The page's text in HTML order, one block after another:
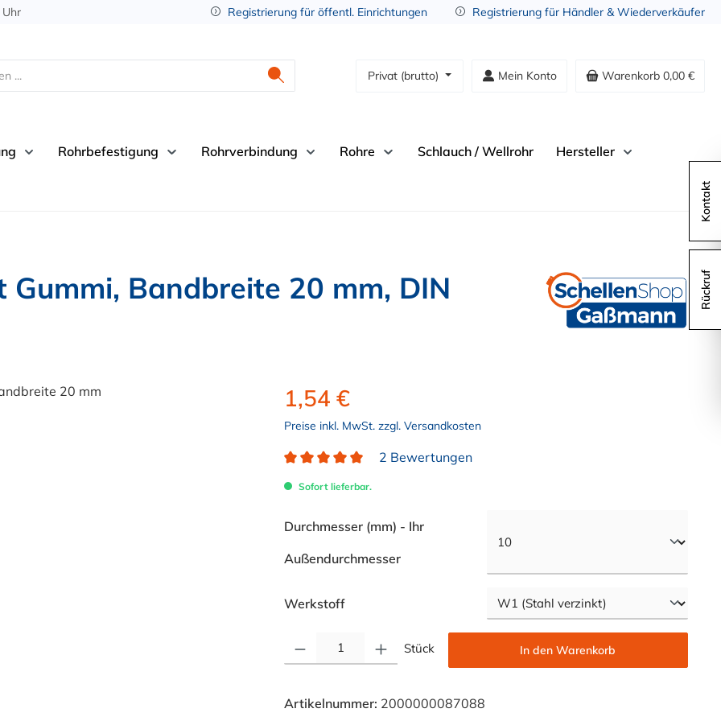
Registrierung für öffentl. Einrichtungen Registrierung für Händler & Wiederverkäufer
Privat (brutto) Mein Konto Warenkorb 0,00 €
Rohrbefestigung Rohrverbindung Rohre Schlauch / Wellrohr Hersteller
Gummi, Bandbreite 20 mm, DIN
1,54 €
Preise inkl. MwSt. zzgl. Versandkosten
2 Bewertungen
Sofort lieferbar.
Durchmesser (mm) - Ihr
Außendurchmesserauswählen
Werkstoffauswählen
Stück In den Warenkorb
Artikelnummer: 2000000087088
Kontakt
Rückruf